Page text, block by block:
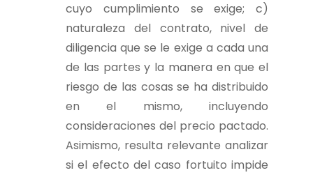
cuyo cumplimiento se exige; c)
naturaleza del contrato, nivel de
diligencia que se le exige a cada una
de las partes y la manera en que el
riesgo de las cosas se ha distribuido
en el mismo, incluyendo
consideraciones del precio pactado.
Asimismo, resulta relevante analizar
si el efecto del caso fortuito impide